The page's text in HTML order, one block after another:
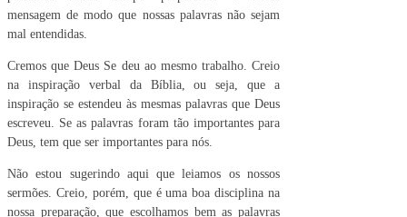
mensagem de modo que nossas palavras não sejam
mal entendidas.
Cremos que Deus Se deu ao mesmo trabalho. Creio
na inspiração verbal da Bíblia, ou seja, que a
inspiração se estendeu às mesmas palavras que Deus
escreveu. Se as palavras foram tão importantes para
Deus, tem que ser importantes para nós.
Não estou sugerindo aqui que leiamos os nossos
sermões. Creio, porém, que é uma boa disciplina na
nossa preparação, que escolhamos bem as palavras